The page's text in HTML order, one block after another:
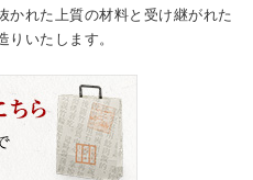
かれた上質の材料と受け継がれた
いたします。